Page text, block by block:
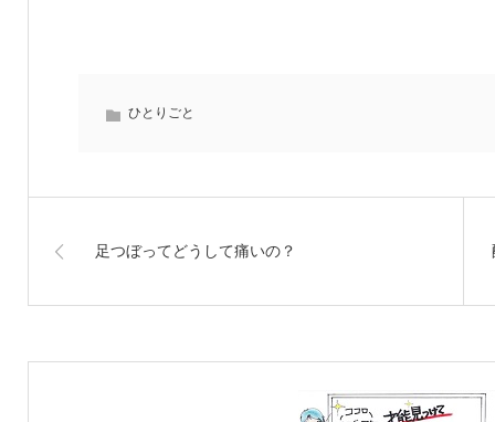
ひとりごと
足つぼってどうして痛いの？